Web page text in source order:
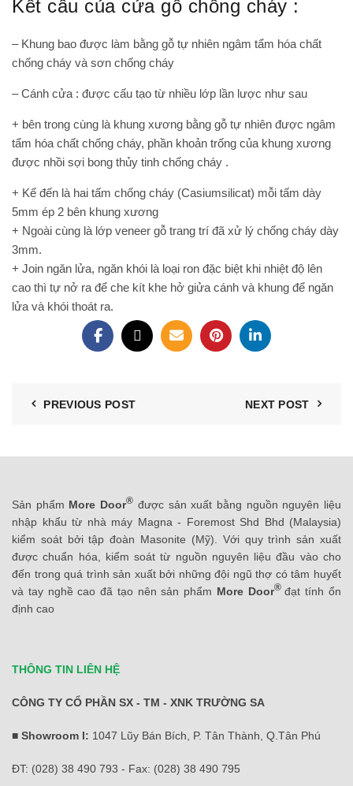
Kết cấu của cửa gỗ chống cháy :
– Khung bao được làm bằng gỗ tự nhiên ngâm tẩm hóa chất
chống cháy và sơn chống cháy
– Cánh cửa : được cấu tạo từ nhiều lớp lần lược như sau
+ bên trong cùng là khung xương bằng gỗ tự nhiên được ngâm
tẩm hóa chất chống cháy, phần khoản trống của khung xương
được nhồi sợi bong thủy tinh chống cháy .
+ Kế đến là hai tấm chống cháy (Casiumsilicat) mỗi tấm dày
5mm ép 2 bên khung xương
+ Ngoài cùng là lớp veneer gỗ trang trí đã xử lý chống cháy dày
3mm.
+ Join ngăn lửa, ngăn khói là loại ron đặc biệt khi nhiệt độ lên
cao thì tự nở ra để che kít khe hở giửa cánh và khung để ngăn
lửa và khói thoát ra.
PREVIOUS POST NEXT POST
Sản phẩm More Door® được sản xuất bằng nguồn nguyên liệu
nhập khẩu từ nhà máy Magna - Foremost Shd Bhd (Malaysia)
kiểm soát bởi tập đoàn Masonite (Mỹ). Với quy trình sản xuất
được chuẩn hóa, kiểm soát từ nguồn nguyên liệu đầu vào cho
đến trong quá trình sản xuất bởi những đội ngũ thợ có tâm huyết
và tay nghề cao đã tạo nên sản phẩm More Door® đạt tính ổn
định cao
THÔNG TIN LIÊN HỆ
CÔNG TY CỔ PHẦN SX - TM - XNK TRƯỜNG SA
■ Showroom I: 1047 Lũy Bán Bích, P. Tân Thành, Q.Tân Phú
ĐT: (028) 38 490 793 - Fax: (028) 38 490 795